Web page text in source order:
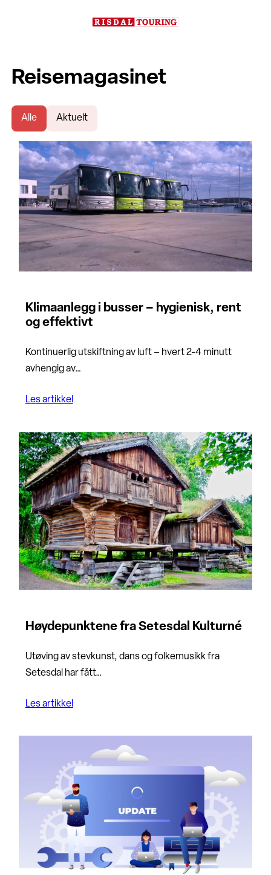
Reisemagasinet
Alle Aktuelt
Klimaanlegg i busser – hygienisk, rent
og effektivt
Kontinuerlig utskiftning av luft – hvert 2-4 minutt
avhengig av…
Les artikkel
Høydepunktene fra Setesdal Kulturné
Utøving av stevkunst, dans og folkemusikk fra
Setesdal har fått…
Les artikkel